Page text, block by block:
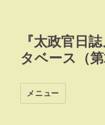
『太政官日
タベース（
メニュー